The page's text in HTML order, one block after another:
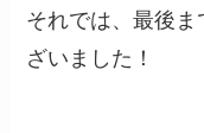
それでは、最後
ざいました！